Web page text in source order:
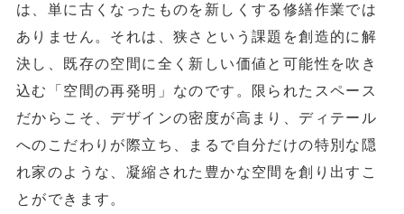
は、単に古くなったものを新しくする修繕作業では
ありません。それは、狭さという課題を創造的に解
決し、既存の空間に全く新しい価値と可能性を吹き
込む「空間の再発明」なのです。限られたスペース
だからこそ、デザインの密度が高まり、ディテール
へのこだわりが際立ち、まるで自分だけの特別な隠
れ家のような、凝縮された豊かな空間を創り出すこ
とができます。